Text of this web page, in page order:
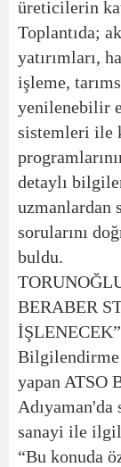
üreticilerin
Toplantıda;
yatırımları,
işleme,
yenilenebilir
sistemleri ile
detaylı
sorularını
buldu.
BERABER
İŞLENECEK”
Bilgilendirme
yapan ATSO
Adıyaman'da
sanayi ile ilgili
“Bu konuda